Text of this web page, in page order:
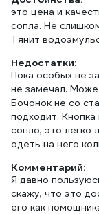
это цена и
сопла. Не
Тянит
Недостатки:
Пока особых не
не замечал.
Бочонок не со
подходит.
сопло, это легко
одеть на него
Комментарий:
Я давно
скажу, что это
его как